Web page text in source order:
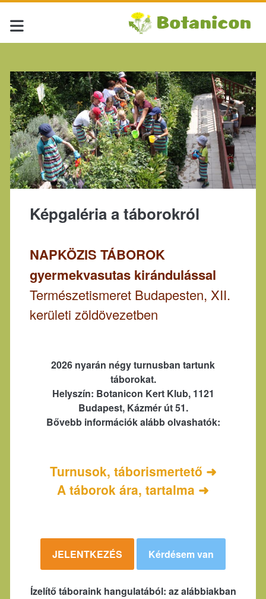
Képgaléria a táborokról
NAPKÖZIS TÁBOROK
gyermekvasutas kirándulással
Természetismeret Budapesten, XII.
kerületi zöldövezetben
2026 nyarán négy turnusban tartunk
táborokat.
Helyszín: Botanicon Kert Klub, 1121
Budapest, Kázmér út 51.
Bővebb információk alább olvashatók:
Turnusok, táborismertető ➜
A táborok ára, tartalma ➜
JELENTKEZÉS Kérdésem van
Ízelítő táboraink hangulatából: az alábbiakban